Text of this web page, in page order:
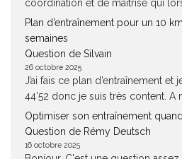
coordination et de maîtrise qui
Plan d’entraînement pour un 10
semaines
Question de Silvain
26 octobre 2025
J’ai fais ce plan d’entraînement et
44’52 donc je suis très content. A
Optimiser son entraînement
Question de Rémy Deutsch
16 octobre 2025